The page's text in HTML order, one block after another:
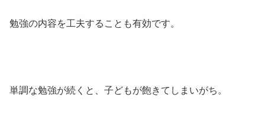
勉強の内容を工夫することも有効です。
単調な勉強が続くと、子どもが飽きてしまいがち。